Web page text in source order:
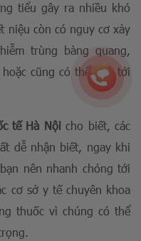
tiểu gây ra nhiều khó
niệu còn có nguy cơ xảy
trùng bàng quang,
cũng có thể dẫn tới
tế Hà Nộicho biết, các
dễ nhận biết, ngay khi
nên nhanh chóng tới
cơ sở y tế chuyên khoa
thuốc vì chúng có thể